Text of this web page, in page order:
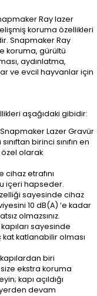
Ray lazer
koruma özellikleri
Snapmaker Ray
koruma, gürültü
aydınlatma,
ve evcil hayvanlar için
aşağıdaki gibidir:
Lazer Gravür
birinci sınıfın en
olarak
cihaz etrafını
içeri hapseder.
sayesinde cihaz
10 dB(A) ‘e kadar
olmazsınız.
sayesinde
katlanabilir olması
biri
ekstra koruma
kapı açıldığı
yerden devam